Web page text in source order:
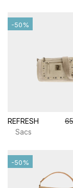
REFRESH
Sacs
-50%
-50%